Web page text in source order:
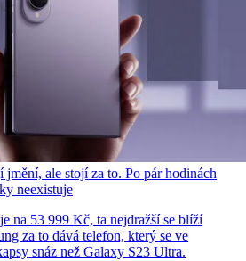
ale stojí za to. Po pár hodinách
neexistuje
na 53 999 Kč, ta nejdražší se blíží
za to dává telefon, který se ve
snáz než Galaxy S23 Ultra.